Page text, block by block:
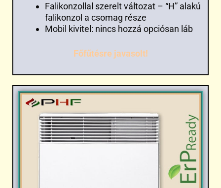
Falikonzollal szerelt változat – “H” alakú
falikonzol a csomag része
Mobil kivitel: nincs hozzá opciósan láb
Főfűtésre javasolt!